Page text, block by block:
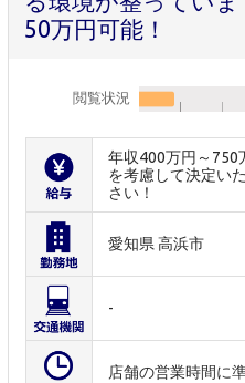
50万円可能！
閲覧状況
年収400万円～750
を考慮して決定い
さい！
愛知県 高浜市
-
店舗の営業時間に